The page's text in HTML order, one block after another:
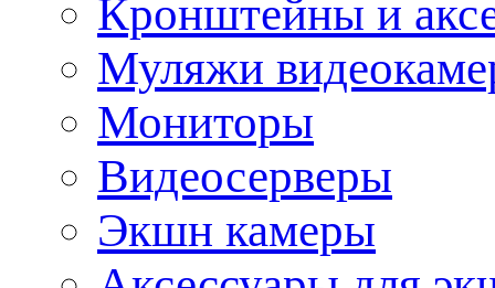
Кронштейны и
Муляжи
Мониторы
Видеосерверы
Экшн камеры